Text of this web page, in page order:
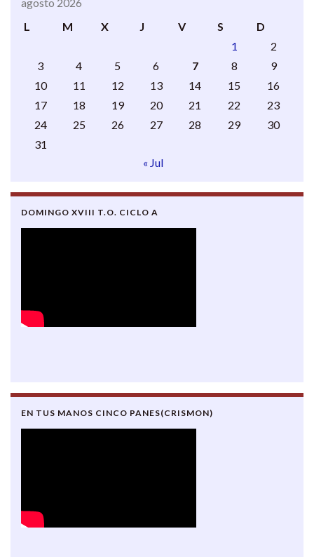
L
M X J V S
D
1
2
3
4 5 6 7 8
9
10
11 12 13 14 15
16
17
18 19 20 21 22
23
24
25 26 27 28 29
30
31
« Jul
DOMINGO XVIII T.O. CICLO A
EN TUS MANOS CINCO PANES(CRISMON)